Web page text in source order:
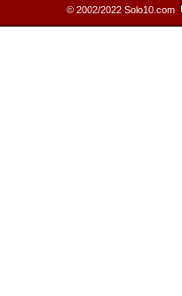
© 2002/2022 Solo10.com